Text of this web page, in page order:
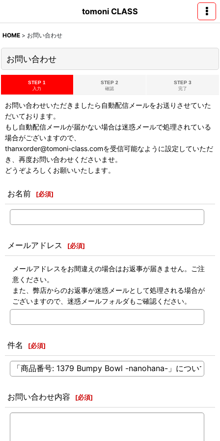
tomoni CLASS
HOME > お問い合わせ
お問い合わせ
STEP 1
入力
STEP 2
確認
STEP 3
完了
お問い合わせいただきましたら自動配信メールをお送りさせていた
だいております。
もし自動配信メールが届かない場合は迷惑メールで処理されている
場合がございますので、
thanxorder@tomoni-class.comを受信可能なように設定していただ
き、再度お問い合わせくださいませ。
どうぞよろしくお願いいたします。
お名前 [必須]
メールアドレス [必須]
メールアドレスをお間違えの場合はお返事が届きません。ご注
意ください。
また、弊店からのお返事が迷惑メールとして処理される場合が
ございますので、迷惑メールフォルダもご確認ください。
件名 [必須]
お問い合わせ内容 [必須]